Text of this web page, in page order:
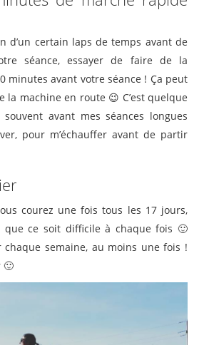
d’un certain laps de temps avant de
séance, essayer de faire de la
minutes avant votre séance ! Ça peut
la machine en route 😉 C’est quelque
avant mes séances longues
pour m’échauffer avant de partir
courez une fois tous les 17 jours,
que ce soit difficile à chaque fois 🙂
chaque semaine, au moins une fois !
🙂